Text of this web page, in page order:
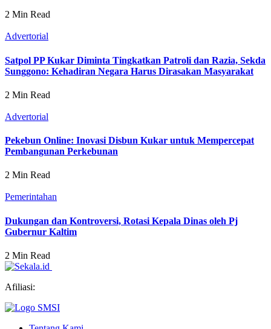
2 Min Read
Advertorial
Satpol PP Kukar Diminta Tingkatkan Patroli dan Razia, Sekda
Sunggono: Kehadiran Negara Harus Dirasakan Masyarakat
2 Min Read
Advertorial
Pekebun Online: Inovasi Disbun Kukar untuk Mempercepat
Pembangunan Perkebunan
2 Min Read
Pemerintahan
Dukungan dan Kontroversi, Rotasi Kepala Dinas oleh Pj
Gubernur Kaltim
2 Min Read
Afiliasi: